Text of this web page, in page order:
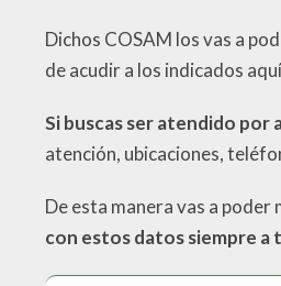
Dichos COSAM los vas a
de acudir a los indicados
Si buscas ser atendido por
atención, ubicaciones,
De esta manera vas a
con estos datos siempre a